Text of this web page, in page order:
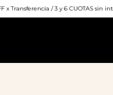
sin interés Invierno 2026 ❄️